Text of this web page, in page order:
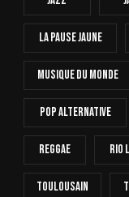
La Pause Jaune
Musique Du Monde
Pop Alternative
Reggae Rio
Toulousain